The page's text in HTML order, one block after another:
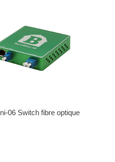
06 Switch fibre optique